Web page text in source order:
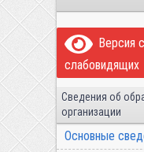
Версия
слабовидящих
Сведения об
организации
Основные